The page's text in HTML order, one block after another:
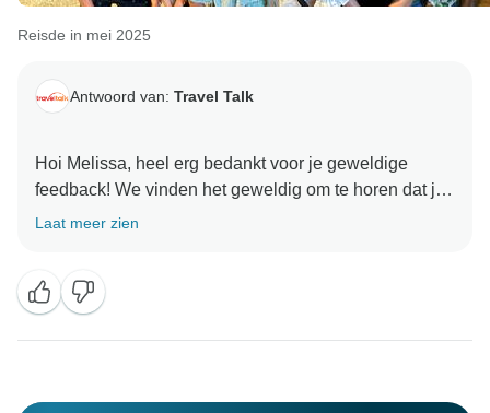
Reisde in mei 2025
Antwoord van: Travel Talk
Hoi Melissa, heel erg bedankt voor je geweldige
feedback! We vinden het geweldig om te horen dat je
van elk onderdeel van de reis hebt genoten en de
de guletreis en de prachtige zwemplekken zo'n
positieve indruk hebben achtergelaten. We hopen je
snel weer op een onvergetelijke reis te mogen
Laat meer zien